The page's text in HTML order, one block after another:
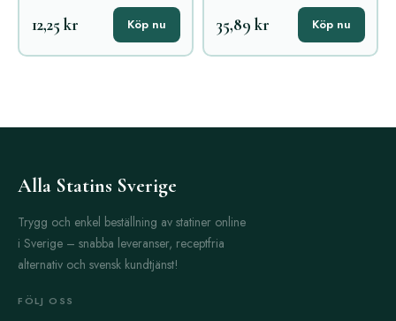
12,25 kr Köp nu 35,89 kr Köp nu
Alla Statins Sverige
Trygg och enkel beställning av statiner online
i Sverige – snabba leveranser, receptfria
alternativ och svensk kundtjänst!
FÖLJ OSS